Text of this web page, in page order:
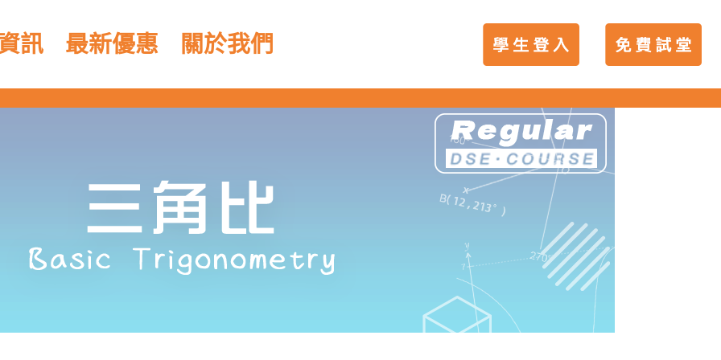
訊 最新優惠 關於我們